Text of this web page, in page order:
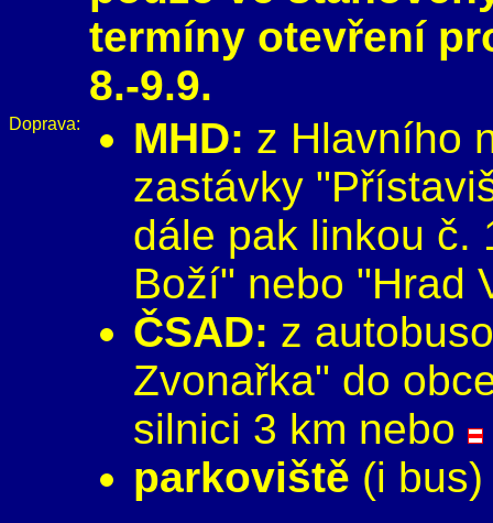
termíny otevření
8.-9.9.
Doprava: MHD: z Hlavního
zastávky
dále pak linkou č.
Boží" nebo "Hrad
ČSAD: z
Zvonařka" do
silnici 3 km nebo
parkoviště (i